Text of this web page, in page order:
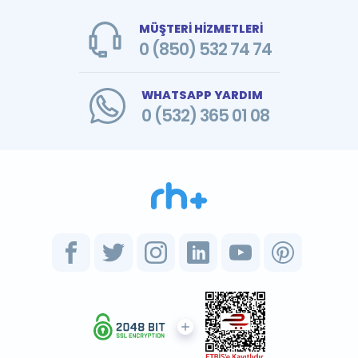
MÜŞTERİ HİZMETLERİ
0 (850) 532 74 74
WHATSAPP YARDIM
0 (532) 365 01 08